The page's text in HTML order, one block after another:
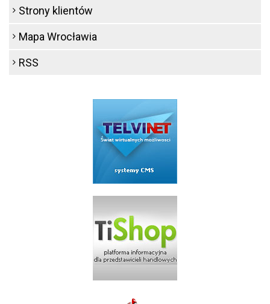
Strony klientów
Mapa Wrocławia
RSS